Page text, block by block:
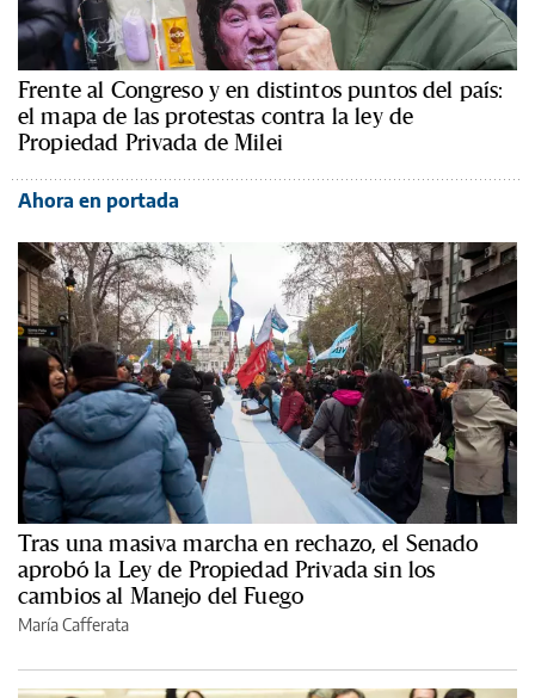
Frente al Congreso y en distintos puntos del país:
el mapa de las protestas contra la ley de
Propiedad Privada de Milei
Ahora en portada
Tras una masiva marcha en rechazo, el Senado
aprobó la Ley de Propiedad Privada sin los
cambios al Manejo del Fuego
María Cafferata